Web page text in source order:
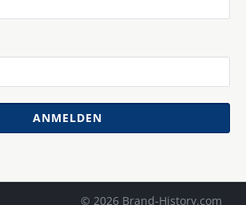
ANMELDEN
© 2026 Brand-History.com